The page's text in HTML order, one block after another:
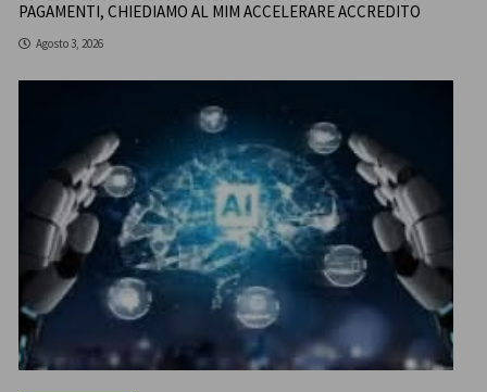
PAGAMENTI, CHIEDIAMO AL MIM ACCELERARE ACCREDITO
Agosto 3, 2026